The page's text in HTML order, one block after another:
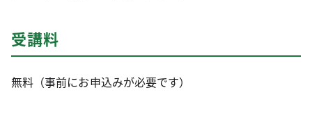
受講料
無料（事前にお申込みが必要です）